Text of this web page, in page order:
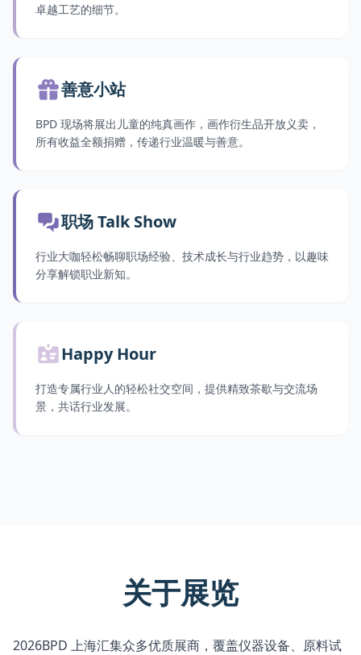
卓越工艺的细节。
善意小站
BPD 现场将展出儿童的纯真画作，画作衍生品开放义卖，
所有收益全额捐赠，传递行业温暖与善意。
职场 Talk Show
行业大咖轻松畅聊职场经验、技术成长与行业趋势，以趣味
分享解锁职业新知。
Happy Hour
打造专属行业人的轻松社交空间，提供精致茶歇与交流场
景，共话行业发展。
关于展览
2026BPD 上海汇集众多优质展商，覆盖仪器设备、原料试